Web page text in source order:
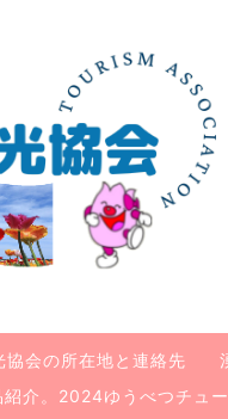
協会の所在地と連絡先
介。2024ゆうべつチュ